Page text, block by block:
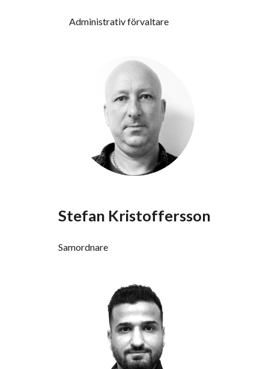
Administrativ förvaltare
Stefan Kristoffersson
Samordnare